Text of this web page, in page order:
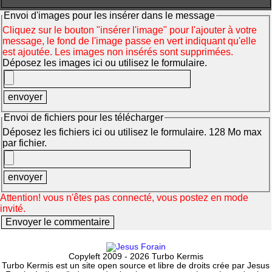
Envoi d'images pour les insérer dans le message
Cliquez sur le bouton "insérer l'image" pour l'ajouter à votre
message, le fond de l'image passe en vert indiquant qu'elle
est ajoutée. Les images non insérés sont supprimées.
Déposez les images ici ou utilisez le formulaire.
Envoi de fichiers pour les télécharger
Déposez les fichiers ici ou utilisez le formulaire. 128 Mo max
par fichier.
Attention! vous n'êtes pas connecté, vous postez en mode
invité.
Copyleft 2009 - 2026 Turbo Kermis
Turbo Kermis est un site open source et libre de droits crée par Jesus